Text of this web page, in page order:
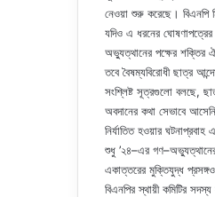
নেওয়া শুরু করেছে। বিএনপি
যদিও এ ধরনের
অভ্যুত্থানের পক্ষের শক্তির
তবে বৈষম্যবিরোধী ছাত্র
সংশ্লিষ্ট সূত্রগুলো বলছে,
অবদানের কথা সেভাবে
নির্যাতিত হওয়ার
শুধু ’২৪–এর গণ–অভ্যুত্থানের
একাত্তরের মুক্তিযুদ্ধ
বিএনপির স্থায়ী কমিটির